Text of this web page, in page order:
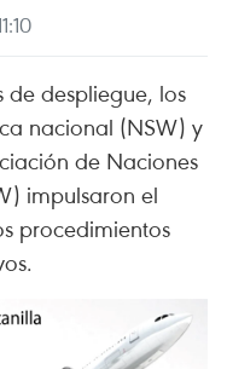
de despliegue, los
nacional (NSW) y
de Naciones
impulsaron el
procedimientos